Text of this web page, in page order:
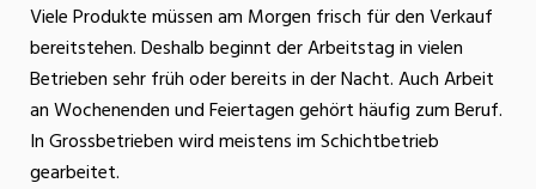
Viele Produkte müssen am Morgen frisch für den Verkauf
bereitstehen. Deshalb beginnt der Arbeitstag in vielen
Betrieben sehr früh oder bereits in der Nacht. Auch Arbeit
an Wochenenden und Feiertagen gehört häufig zum Beruf.
In Grossbetrieben wird meistens im Schichtbetrieb
gearbeitet.